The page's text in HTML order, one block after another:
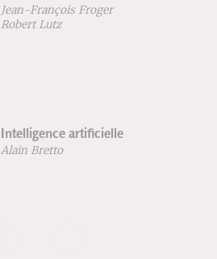
Jean-François Froger
Robert Lutz
Intelligence artificielle
Alain Bretto